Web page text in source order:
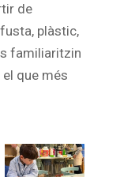
de
plàstic,
familiaritzin
que més